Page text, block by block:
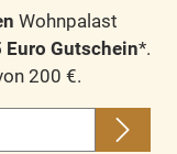
Wohnpalast
Euro Gutschein*.
200 €.